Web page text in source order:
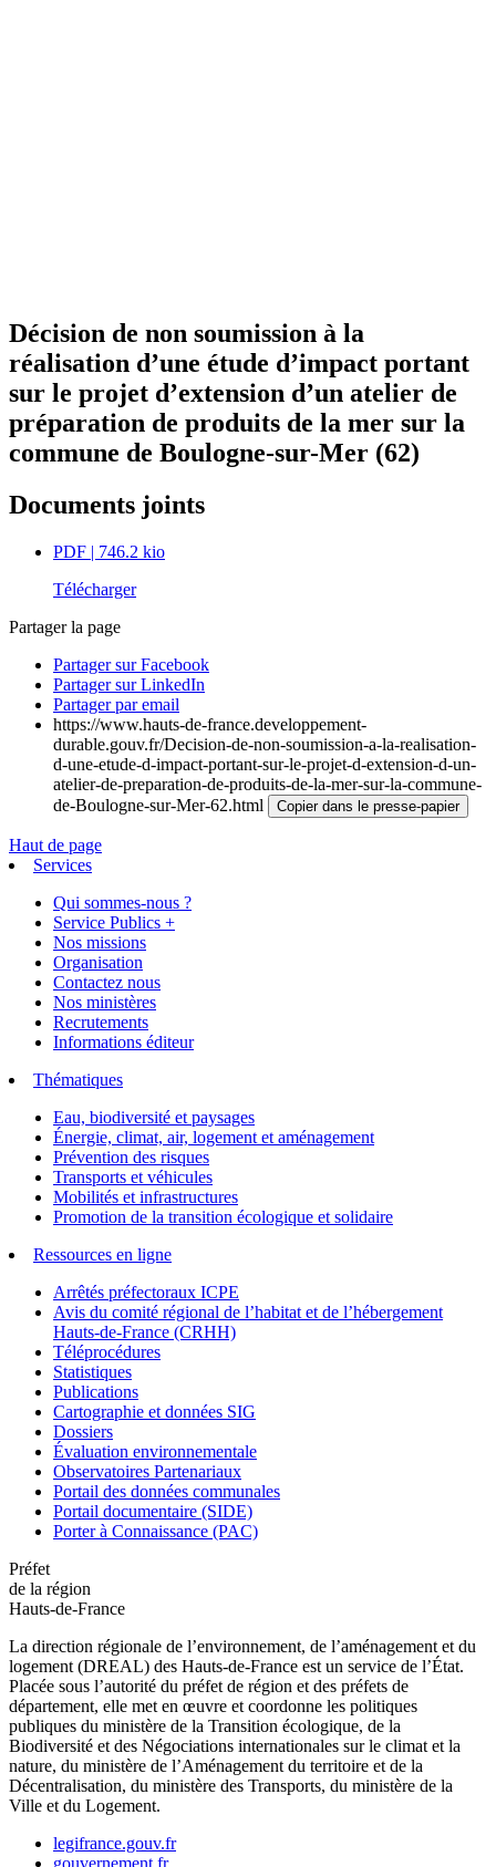
Décision de non soumission à la
réalisation d’une étude d’impact portant
sur le projet d’extension d’un atelier de
préparation de produits de la mer sur la
commune de Boulogne-sur-Mer (62)
Documents joints
PDF | 746.2 kio
Télécharger
Partager la page
Partager sur Facebook
Partager sur LinkedIn
Partager par email
https://www.hauts-de-france.developpement-
durable.gouv.fr/Decision-de-non-soumission-a-la-realisation-
d-une-etude-d-impact-portant-sur-le-projet-d-extension-d-un-
atelier-de-preparation-de-produits-de-la-mer-sur-la-commune-
de-Boulogne-sur-Mer-62.html
Copier dans le presse-papier
Haut de page
Services
Qui sommes-nous ?
Service Publics +
Nos missions
Organisation
Contactez nous
Nos ministères
Recrutements
Informations éditeur
Thématiques
Eau, biodiversité et paysages
Énergie, climat, air, logement et aménagement
Prévention des risques
Transports et véhicules
Mobilités et infrastructures
Promotion de la transition écologique et solidaire
Ressources en ligne
Arrêtés préfectoraux ICPE
Avis du comité régional de l’habitat et de l’hébergement
Hauts-de-France (CRHH)
Téléprocédures
Statistiques
Publications
Cartographie et données SIG
Dossiers
Évaluation environnementale
Observatoires Partenariaux
Portail des données communales
Portail documentaire (SIDE)
Porter à Connaissance (PAC)
Préfet
de la région
Hauts-de-France
La direction régionale de l’environnement, de l’aménagement et du
logement (DREAL) des Hauts-de-France est un service de l’État.
Placée sous l’autorité du préfet de région et des préfets de
département, elle met en œuvre et coordonne les politiques
publiques du ministère de la Transition écologique, de la
Biodiversité et des Négociations internationales sur le climat et la
nature, du ministère de l’Aménagement du territoire et de la
Décentralisation, du ministère des Transports, du ministère de la
Ville et du Logement.
legifrance.gouv.fr
gouvernement.fr